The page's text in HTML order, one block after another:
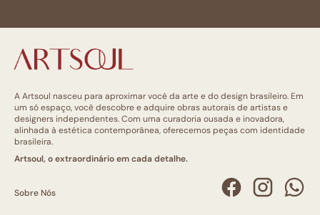
A Artsoul nasceu para aproximar você da arte e do design brasileiro. Em
um só espaço, você descobre e adquire obras autorais de artistas e
designers independentes. Com uma curadoria ousada e inovadora,
alinhada à estética contemporânea, oferecemos peças com identidade
brasileira.
Artsoul, o extraordinário em cada detalhe.
Sobre Nós